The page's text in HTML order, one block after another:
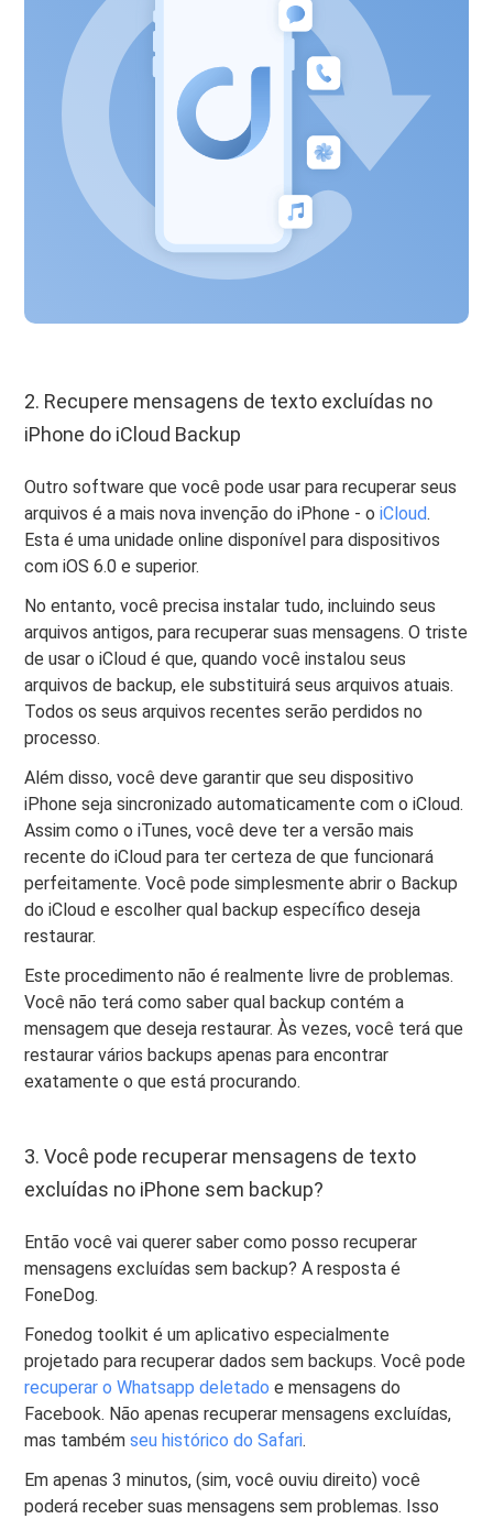
2. Recupere mensagens de texto excluídas no
iPhone do iCloud Backup
Outro software que você pode usar para recuperar seus
arquivos é a mais nova invenção do iPhone - oiCloud.
Esta é uma unidade online disponível para dispositivos
com iOS 6.0 e superior.
No entanto, você precisa instalar tudo, incluindo seus
arquivos antigos, para recuperar suas mensagens. O triste
de usar o iCloud é que, quando você instalou seus
arquivos de backup, ele substituirá seus arquivos atuais.
Todos os seus arquivos recentes serão perdidos no
processo.
Além disso, você deve garantir que seu dispositivo
iPhone seja sincronizado automaticamente com o iCloud.
Assim como o iTunes, você deve ter a versão mais
recente do iCloud para ter certeza de que funcionará
perfeitamente. Você pode simplesmente abrir o Backup
do iCloud e escolher qual backup específico deseja
restaurar.
Este procedimento não é realmente livre de problemas.
Você não terá como saber qual backup contém a
mensagem que deseja restaurar. Às vezes, você terá que
restaurar vários backups apenas para encontrar
exatamente o que está procurando.
3. Você pode recuperar mensagens de texto
excluídas no iPhone sem backup?
Então você vai querer saber como posso recuperar
mensagens excluídas sem backup? A resposta é
FoneDog.
Fonedog toolkit é um aplicativo especialmente
projetado para recuperar dados sem backups. Você pode
recuperar o Whatsapp deletado e mensagens do
Facebook. Não apenas recuperar mensagens excluídas,
mas tambémseu histórico do Safari.
Em apenas 3 minutos, (sim, você ouviu direito) você
poderá receber suas mensagens sem problemas. Isso